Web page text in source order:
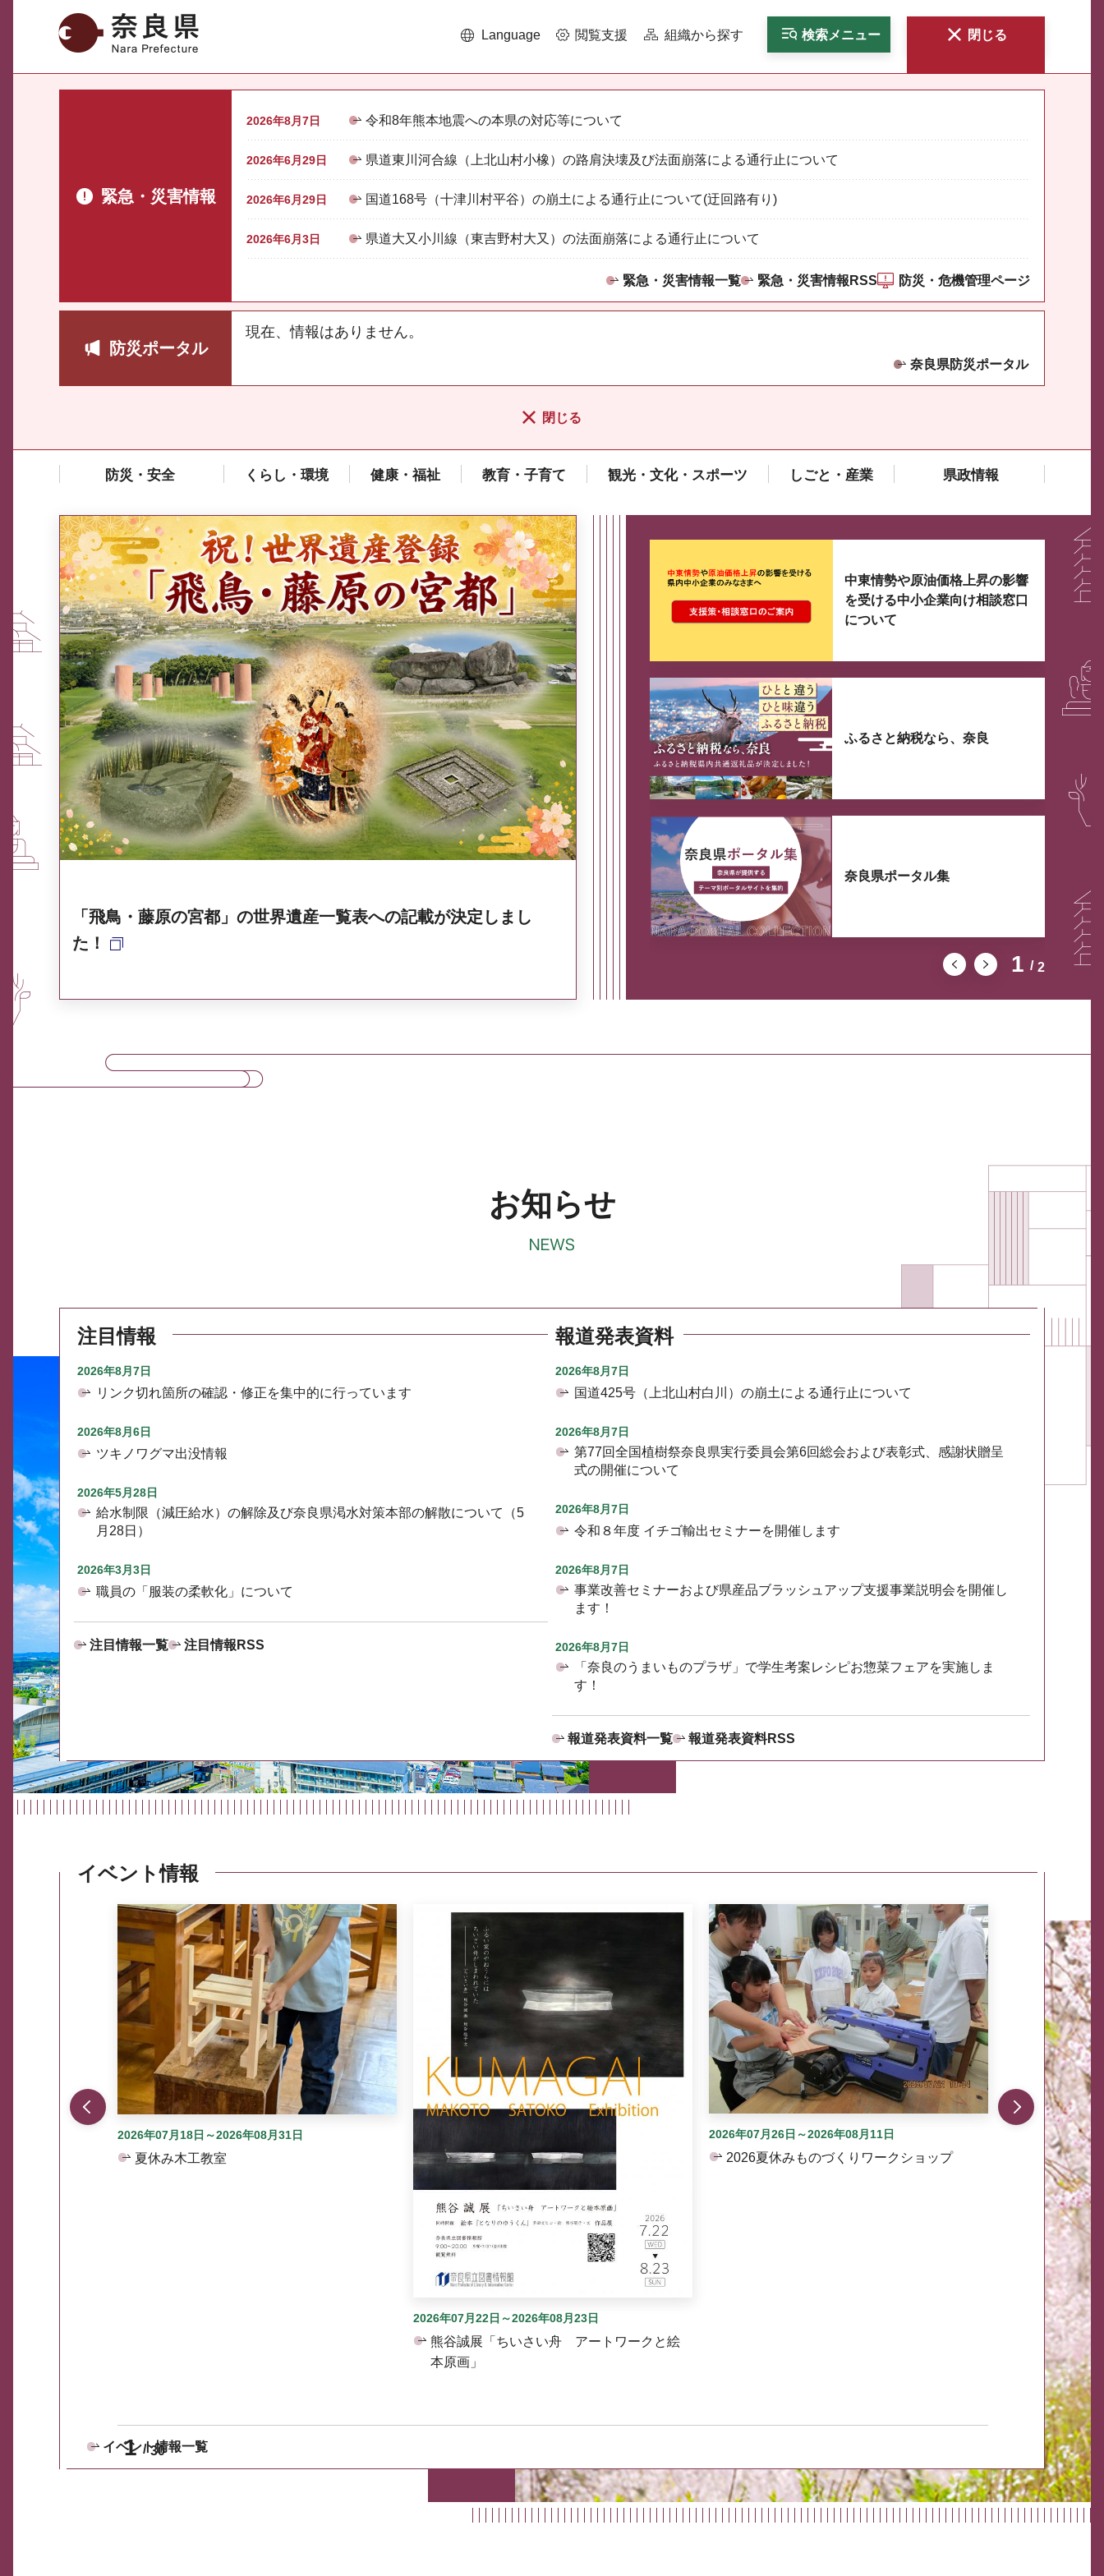
奈良県 Language 閲覧支援 組織から探す 検索メニュー 閉じる
緊急・災害情報
2026年8月7日 令和8年熊本地震への本県の対応等について
2026年6月29日 県道東川河合線（上北山村小橡）の路肩決壊及び法面崩落による通行止について
2026年6月29日 国道168号（十津川村平谷）の崩土による通行止について(迂回路有り)
2026年6月3日 県道大又小川線（東吉野村大又）の法面崩落による通行止について
緊急・災害情報一覧 緊急・災害情報RSS 防災・危機管理ページ
防災ポータル
現在、情報はありません。
奈良県防災ポータル
閉じる
防災・安全 くらし・環境 健康・福祉 教育・子育て 観光・文化・スポーツ しごと・産業 県政情報
「飛鳥・藤原の宮都」の世界遺産一覧表への記載が決定しまし
た！
ここから最大3つずつ情報が表示されるスライダーがあります。
1 2
中東情勢や原油価格上昇の影響
を受ける中小企業向け相談窓口
について
ふるさと納税なら、奈良
県広報誌「県民だより奈良」
2026年8月号
奈良県政策集
中東情勢や原油価格上昇の影響
を受ける中小企業向け相談窓口
について
ふるさと納税なら、奈良
奈良県ポータル集
お知らせ
注目情報
2026年8月7日
リンク切れ箇所の確認・修正を集中的に行っています
2026年8月6日
ツキノワグマ出没情報
2026年5月28日
給水制限（減圧給水）の解除及び奈良県渇水対策本部の解散について（5
月28日）
2026年3月3日
職員の「服装の柔軟化」について
注目情報一覧 注目情報RSS
報道発表資料
2026年8月7日
国道425号（上北山村白川）の崩土による通行止について
2026年8月7日
第77回全国植樹祭奈良県実行委員会第6回総会および表彰式、感謝状贈呈
式の開催について
2026年8月7日
令和８年度 イチゴ輸出セミナーを開催します
2026年8月7日
事業改善セミナーおよび県産品ブラッシュアップ支援事業説明会を開催し
ます！
2026年8月7日
「奈良のうまいものプラザ」で学生考案レシピお惣菜フェアを実施しま
す！
報道発表資料一覧 報道発表資料RSS
イベント情報
1 30
2026年07月18日～2026年08月31日
夏休み木工教室
2026年07月22日～2026年08月23日
熊谷誠展「ちいさい舟 アートワークと絵
本原画」
2026年07月26日～2026年08月11日
2026夏休みものづくりワークショップ
イベント情報一覧